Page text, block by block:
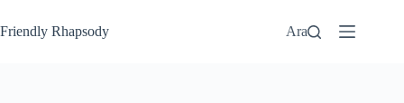
Friendly Rhapsody Ara